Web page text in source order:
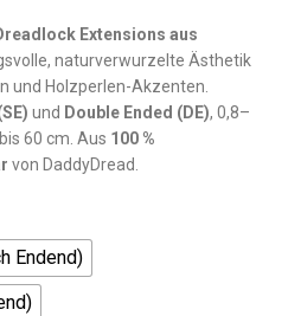
Extensions aus
naturverwurzelte Ästhetik
und Holzperlen-Akzenten.
und Double Ended (DE), 0,8–
60 cm. Aus 100 %
von DaddyDread.
Endend)